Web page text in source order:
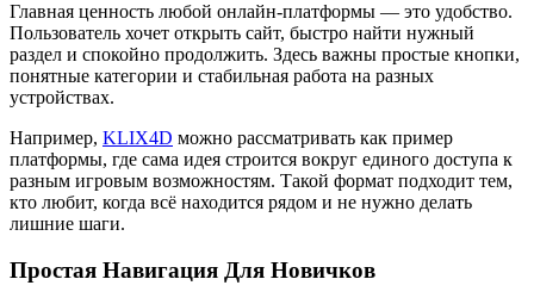
Главная ценность любой онлайн-платформы — это удобство.
Пользователь хочет открыть сайт, быстро найти нужный
раздел и спокойно продолжить. Здесь важны простые кнопки,
понятные категории и стабильная работа на разных
устройствах.
Например, KLIX4D можно рассматривать как пример
платформы, где сама идея строится вокруг единого доступа к
разным игровым возможностям. Такой формат подходит тем,
кто любит, когда всё находится рядом и не нужно делать
лишние шаги.
Простая Навигация Для Новичков